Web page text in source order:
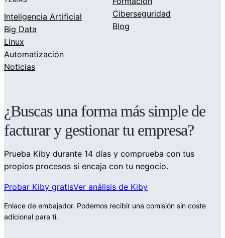
Inteligencia Artificial
Big Data
Linux
Automatización
Noticias
Ciberseguridad
Blog
¿Buscas una forma más simple de
facturar y gestionar tu empresa?
Prueba Kiby durante 14 días y comprueba con tus
propios procesos si encaja con tu negocio.
Probar Kiby gratisVer análisis de Kiby
Enlace de embajador. Podemos recibir una comisión sin coste
adicional para ti.